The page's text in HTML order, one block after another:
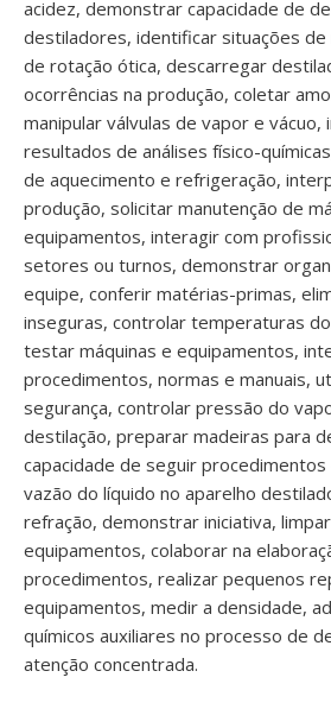
acidez, demonstrar capacidade de
destiladores, identificar situações de
de rotação ótica, descarregar
ocorrências na produção, coletar
manipular válvulas de vapor e
resultados de análises físico-
de aquecimento e refrigeração,
produção, solicitar manutenção de
equipamentos, interagir com
setores ou turnos, demonstrar
equipe, conferir matérias-primas,
inseguras, controlar temperaturas
testar máquinas e equipamentos,
procedimentos, normas e manuais,
segurança, controlar pressão do
destilação, preparar madeiras para
capacidade de seguir
vazão do líquido no aparelho
refração, demonstrar iniciativa,
equipamentos, colaborar na
procedimentos, realizar pequenos
equipamentos, medir a densidade,
químicos auxiliares no processo de
atenção concentrada.